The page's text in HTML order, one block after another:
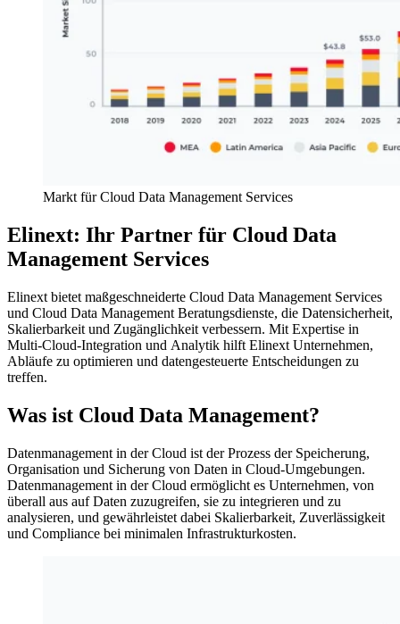
Markt für Cloud Data Management Services
Elinext: Ihr Partner für Cloud Data
Management Services
Elinext bietet maßgeschneiderte Cloud Data Management Services
und Cloud Data Management Beratungsdienste, die Datensicherheit,
Skalierbarkeit und Zugänglichkeit verbessern. Mit Expertise in
Multi-Cloud-Integration und Analytik hilft Elinext Unternehmen,
Abläufe zu optimieren und datengesteuerte Entscheidungen zu
treffen.
Was ist Cloud Data Management?
Datenmanagement in der Cloud ist der Prozess der Speicherung,
Organisation und Sicherung von Daten in Cloud-Umgebungen.
Datenmanagement in der Cloud ermöglicht es Unternehmen, von
überall aus auf Daten zuzugreifen, sie zu integrieren und zu
analysieren, und gewährleistet dabei Skalierbarkeit, Zuverlässigkeit
und Compliance bei minimalen Infrastrukturkosten.